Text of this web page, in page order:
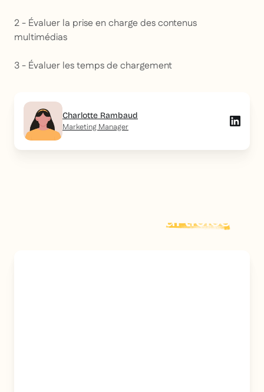
2 - Évaluer la prise en charge des contenus
multimédias
3 - Évaluer les temps de chargement
Charlotte Rambaud
Marketing Manager
articles